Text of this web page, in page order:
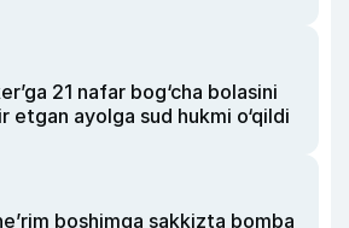
21 nafar bog‘cha bolasini
etgan ayolga sud hukmi o‘qildi
boshimga sakkizta bomba